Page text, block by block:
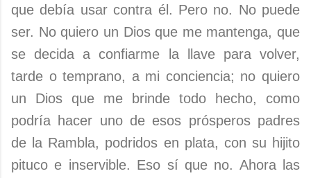
que debía usar contra él. Pero no. No puede
ser. No quiero un Dios que me mantenga, que
se decida a confiarme la llave para volver,
tarde o temprano, a mi conciencia; no quiero
un Dios que me brinde todo hecho, como
podría hacer uno de esos prósperos padres
de la Rambla, podridos en plata, con su hijito
pituco e inservible. Eso sí que no. Ahora las